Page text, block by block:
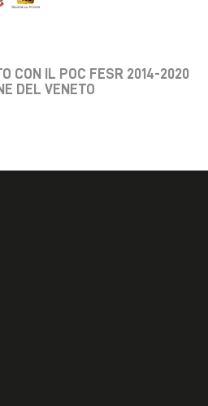
CON IL POC FESR 2014-2020
DEL VENETO